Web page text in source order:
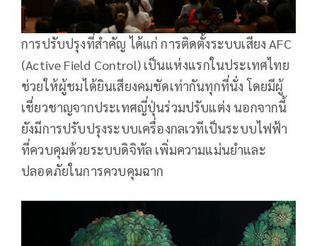
การปรับปรุงที่สำคัญ ได้แก่ การติดตั้งระบบเสียง AFC
(Active Field Control) เป็นแห่งแรกในประเทศไทย
ช่วยให้ผู้ชมได้ยินเสียงคมชัดเท่ากันทุกที่นั่ง โดยมีผู้
เชี่ยวชาญจากประเทศญี่ปุ่นร่วมปรับแต่ง นอกจากนี้
ยังมีการปรับปรุงระบบเครื่องกลเวทีเป็นระบบไฟฟ้า
ที่ควบคุมด้วยระบบดิจิทัล เพิ่มความแม่นยำและ
ปลอดภัยในการควบคุมฉาก